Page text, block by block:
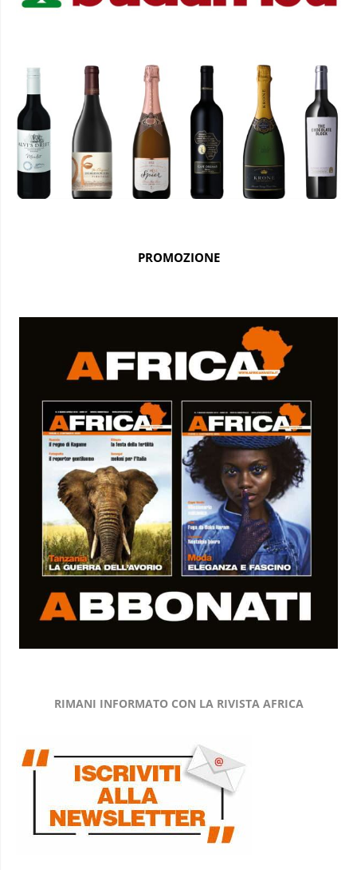
PROMOZIONE
RIMANI INFORMATO CON LA RIVISTA AFRICA